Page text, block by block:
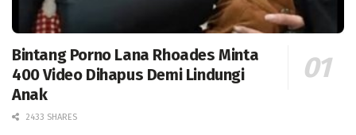
Bintang Porno Lana Rhoades Minta
400 Video Dihapus Demi Lindungi
Anak
2433 SHARES